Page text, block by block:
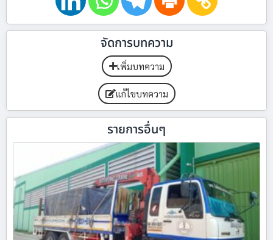
จัดการบทความ
เพิ่มบทความ
แก้ไขบทความ
รายการอื่นๆ